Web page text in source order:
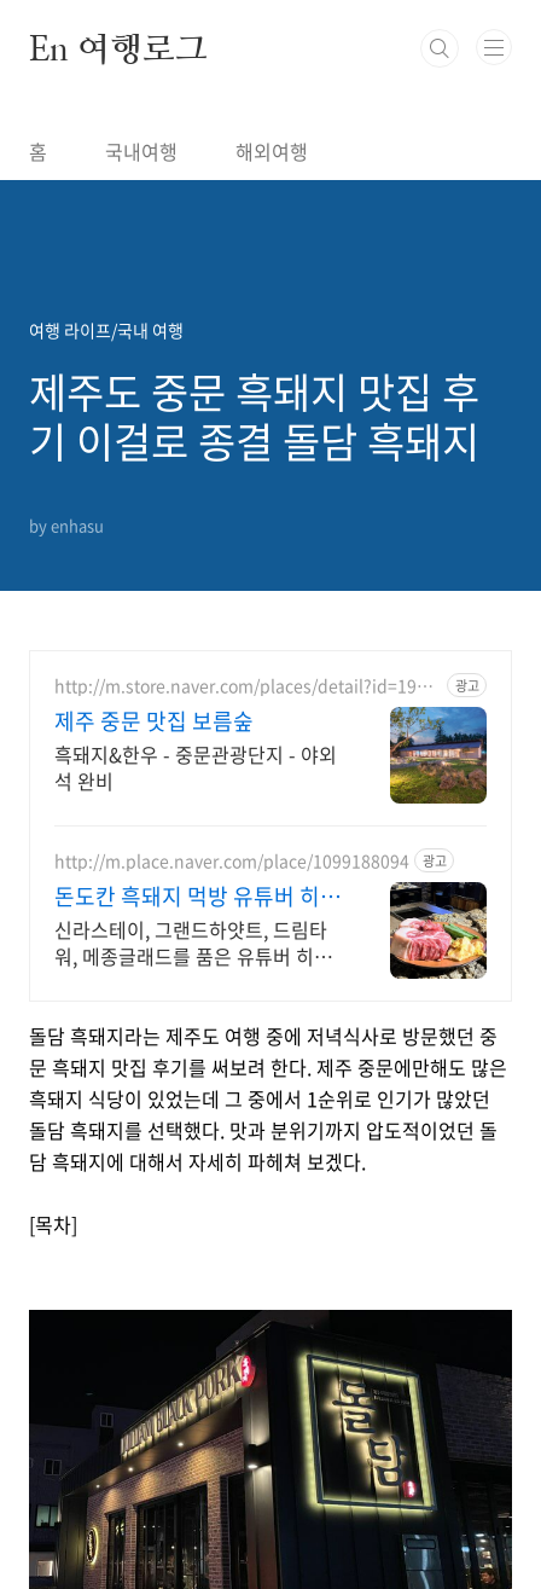
En 여행로그
홈 국내여행 해외여행
여행 라이프/국내 여행
제주도 중문 흑돼지 맛집 후
기 이걸로 종결 돌담 흑돼지
by enhasu
http://m.store.naver.com/places/detail?id=1986
476885
광고
제주 중문 맛집 보름숲
흑돼지&한우 - 중문관광단지 - 야외
석 완비
http://m.place.naver.com/place/1099188094 광고
돈도칸 흑돼지 먹방 유튜버 히밥
단골
신라스테이, 그랜드하얏트, 드림타
워, 메종글래드를 품은 유튜버 히밥
돌담 흑돼지라는 제주도 여행 중에 저녁식사로 방문했던 중
문 흑돼지 맛집 후기를 써보려 한다. 제주 중문에만해도 많은
흑돼지 식당이 있었는데 그 중에서 1순위로 인기가 많았던
돌담 흑돼지를 선택했다. 맛과 분위기까지 압도적이었던 돌
담 흑돼지에 대해서 자세히 파헤쳐 보겠다.
[목차]